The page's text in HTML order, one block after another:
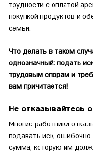
трудности с оплатой
покупкой продуктов и
семьи.
Что делать в таком
однозначный: подать
трудовым спорам и
вам причитается!
Не отказывайтесь
Многие работники
подавать иск, ошибочно
сумма, которую им